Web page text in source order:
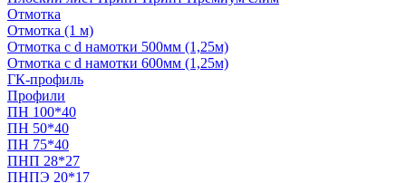
Отмотка
Отмотка (1 м)
Отмотка с d намотки 500мм (1,25м)
Отмотка с d намотки 600мм (1,25м)
ГК-профиль
Профили
ПН 100*40
ПН 50*40
ПН 75*40
ПНП 28*27
ПНПЭ 20*17